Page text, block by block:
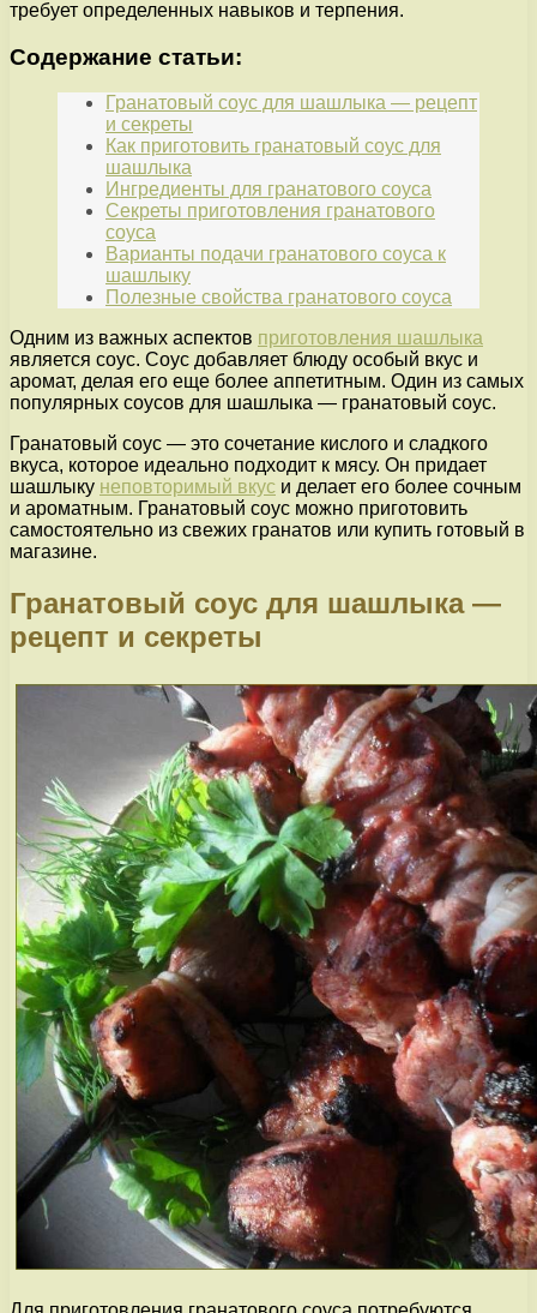
требует определенных навыков и терпения.
Содержание статьи:
Гранатовый соус для шашлыка — рецепт
и секреты
Как приготовить гранатовый соус для
шашлыка
Ингредиенты для гранатового соуса
Секреты приготовления гранатового
соуса
Варианты подачи гранатового соуса к
шашлыку
Полезные свойства гранатового соуса
Одним из важных аспектов приготовления шашлыка
является соус. Соус добавляет блюду особый вкус и
аромат, делая его еще более аппетитным. Один из самых
популярных соусов для шашлыка — гранатовый соус.
Гранатовый соус — это сочетание кислого и сладкого
вкуса, которое идеально подходит к мясу. Он придает
шашлыку неповторимый вкус и делает его более сочным
и ароматным. Гранатовый соус можно приготовить
самостоятельно из свежих гранатов или купить готовый в
магазине.
Гранатовый соус для шашлыка —
рецепт и секреты